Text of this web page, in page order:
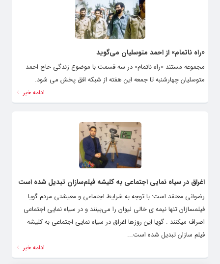
«راه ناتمام» از احمد متوسلیان می‌گوید
مجموعه مستند «راه ناتمام» در سه قسمت با موضوع زندگی حاج احمد
متوسلیان چهارشنبه تا جمعه این هفته از شبکه افق پخش می شود.
ادامه خبر
اغراق در سیاه نمایی اجتماعی به کلیشه فیلم‌سازان تبدیل شده است
رضوانی معتقد است: با توجه به شرایط اجتماعی و معیشتی مردم گویا
فیلمسازان تنها نیمه ی خالی لیوان را می‌بینند و در سیاه نمایی اجتماعی
اصراف میکنند . گویا این روزها اغراق در سیاه نمایی اجتماعی به کلیشه
فیلم سازان تبدیل شده است...
ادامه خبر